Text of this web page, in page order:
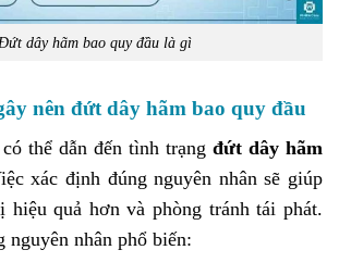
dây hãm bao quy đầu là gì
nên đứt dây hãm bao quy đầu
thể dẫn đến tình trạng đứt dây hãm
xác định đúng nguyên nhân sẽ giúp
hiệu quả hơn và phòng tránh tái phát.
nguyên nhân phổ biến: